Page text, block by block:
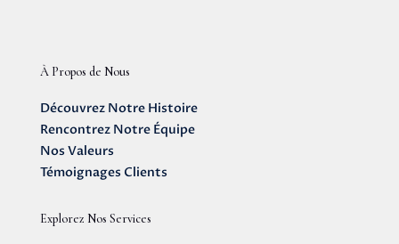
À Propos de Nous
Découvrez Notre Histoire
Rencontrez Notre Équipe
Nos Valeurs
Témoignages Clients
Explorez Nos Services